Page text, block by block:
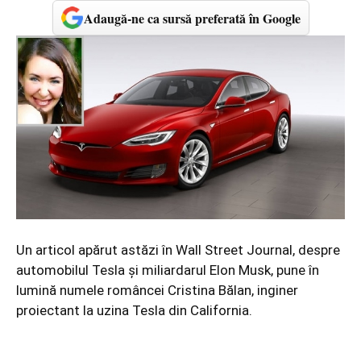
Adaugă-ne ca sursă preferată în Google
Un articol apărut astăzi în Wall Street Journal, despre
automobilul Tesla și miliardarul Elon Musk, pune în
lumină numele româncei Cristina Bălan, inginer
proiectant la uzina Tesla din California.